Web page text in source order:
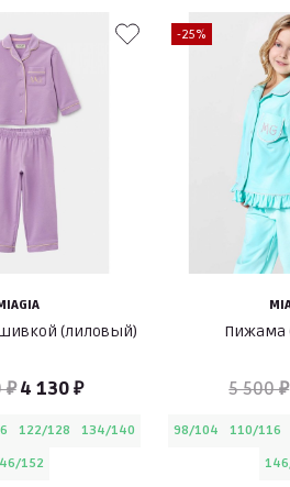
(лиловый)
₽ 4 130 ₽
122/128
134/140
152
-25%
Пижама
5 500 ₽
98/104 110/116